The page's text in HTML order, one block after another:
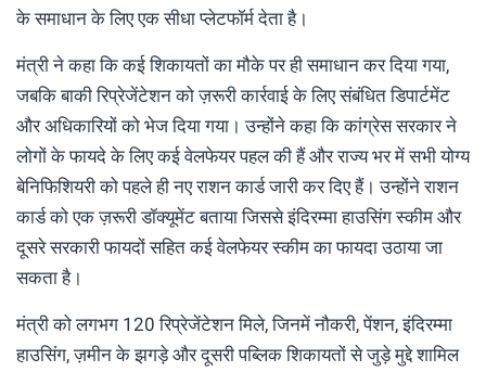
के समाधान के लिए एक सीधा प्लेटफॉर्म देता है।
मंत्री ने कहा कि कई शिकायतों का मौके पर ही समाधान कर दिया गया,
जबकि बाकी रिप्रेजेंटेशन को ज़रूरी कार्रवाई के लिए संबंधित डिपार्टमेंट
और अधिकारियों को भेज दिया गया। उन्होंने कहा कि कांग्रेस सरकार ने
लोगों के फायदे के लिए कई वेलफेयर पहल की हैं और राज्य भर में सभी योग्य
बेनिफिशियरी को पहले ही नए राशन कार्ड जारी कर दिए हैं। उन्होंने राशन
कार्ड को एक ज़रूरी डॉक्यूमेंट बताया जिससे इंदिरम्मा हाउसिंग स्कीम और
दूसरे सरकारी फायदों सहित कई वेलफेयर स्कीम का फायदा उठाया जा
सकता है।
मंत्री को लगभग 120 रिप्रेजेंटेशन मिले, जिनमें नौकरी, पेंशन, इंदिरम्मा
हाउसिंग, ज़मीन के झगड़े और दूसरी पब्लिक शिकायतों से जुड़े मुद्दे शामिल